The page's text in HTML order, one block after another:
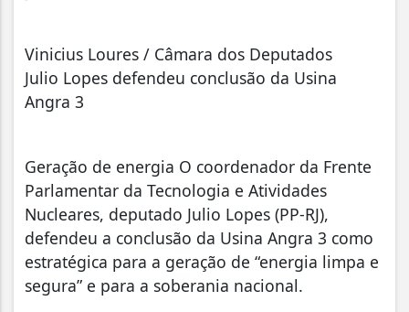
Vinicius Loures / Câmara dos Deputados
Julio Lopes defendeu conclusão da Usina
Angra 3
Geração de energia O coordenador da Frente
Parlamentar da Tecnologia e Atividades
Nucleares, deputado Julio Lopes (PP-RJ),
defendeu a conclusão da Usina Angra 3 como
estratégica para a geração de “energia limpa e
segura” e para a soberania nacional.